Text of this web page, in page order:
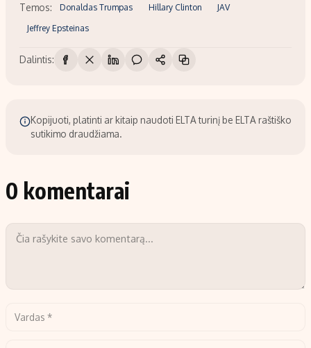
Temos: Donaldas Trumpas Hillary Clinton JAV
Jeffrey Epsteinas
Dalintis:
Kopijuoti, platinti ar kitaip naudoti ELTA turinį be ELTA raštiško
sutikimo draudžiama.
0 komentarai